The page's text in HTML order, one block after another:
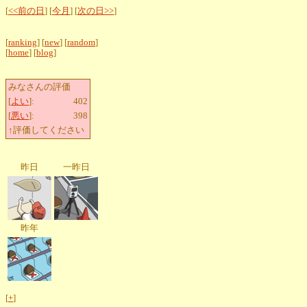
[<<前の日 ] [今月 ] [次の日>>]
[ranking] [new] [random]
[home] [blog]
みなさんの評価
[よい]:
402
[悪い]:
398
↑評価してください
昨日 一昨日
昨年
[+]